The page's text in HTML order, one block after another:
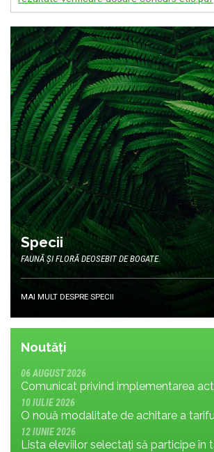
Specii
FAUNĂ ȘI FLORĂ DEOSEBIT DE BOGATE.
MAI MULT DESPRE SPECII
Noutăți
06 AUGUST 2026
10 IULIE 2026
12 IUNIE 2026